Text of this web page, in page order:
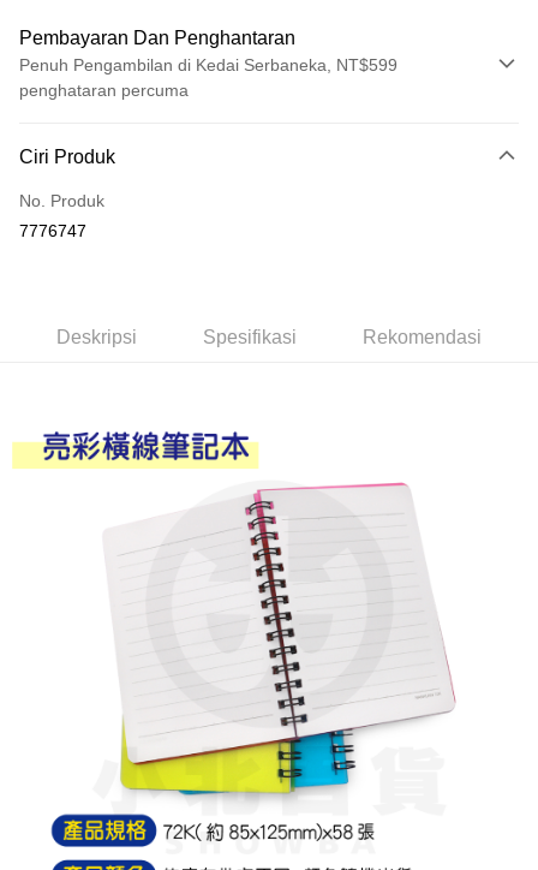
Pembayaran Dan Penghantaran
Penuh Pengambilan di Kedai Serbaneka, NT$599
penghataran percuma
Kad Kredit (Bayaran Penuh)
Pengambilan di Kedai Serbaneka
JKOPAY
Google Pay
Pertama, Mengenai Perkhidmatan AFTEE Beli Sekarang Bayar Kemudian
1. Dengan memilih AFTEE sebagai kaedah pembayaran, mesej
2. Anda boleh meneruskan pembayaran selepas pengesahan SMS.
3. Tiada bayaran diperlukan apabila pesanan disahkan. Produk akan
dihantar ke alamat yang ditetapkan.
4. Setelah pesanan disahkan, anda akan menerima SMS pembayaran
manakala ahli aplikasi akan menerima pemberitahuan tolak aplikasi
5. Tiada bayaran diperlukan apabila anda menerima produk. Sila buat
pembayaran di empat kedai serbaneka utama, ATM atau perbankan
dalam talian dengan SMS pembayaran atau pemberitahuan tolak aplikasi
Sila ambil perhatian bahawa tempoh pembayaran adalah 14 hari. Walau
bagaimanapun, bagi mereka yang telah memuat turun Aplikasi AFTEE
Pemindahan ATM
NT$60/pesanan | Penghantaran percuma untuk pesanan
付款後全家取貨
NT$60/pesanan | Penghantaran percuma untuk pesanan
NT$599 atau lebih
7-11取貨付款
Ciri Produk
No. Produk
7776747
Deskripsi Spesifikasi Rekomendasi